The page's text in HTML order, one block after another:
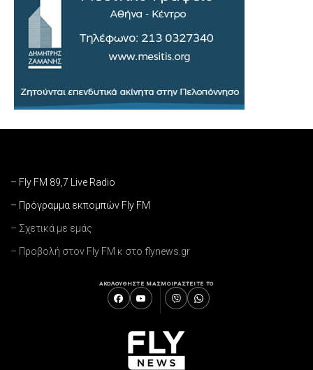
– Fly FM 89,7 Live Radio
– Πρόγραμμα εκπομπών Fly FM
– Σχετικά με εμάς
– Προβολή στον Fly FM κ στο flynews.gr
ΑΚΟΛΟΥΘΗΣΤΕ ΜΑΣΜΟΙΡΑΣΤΕΙΤΕ ΤΟ